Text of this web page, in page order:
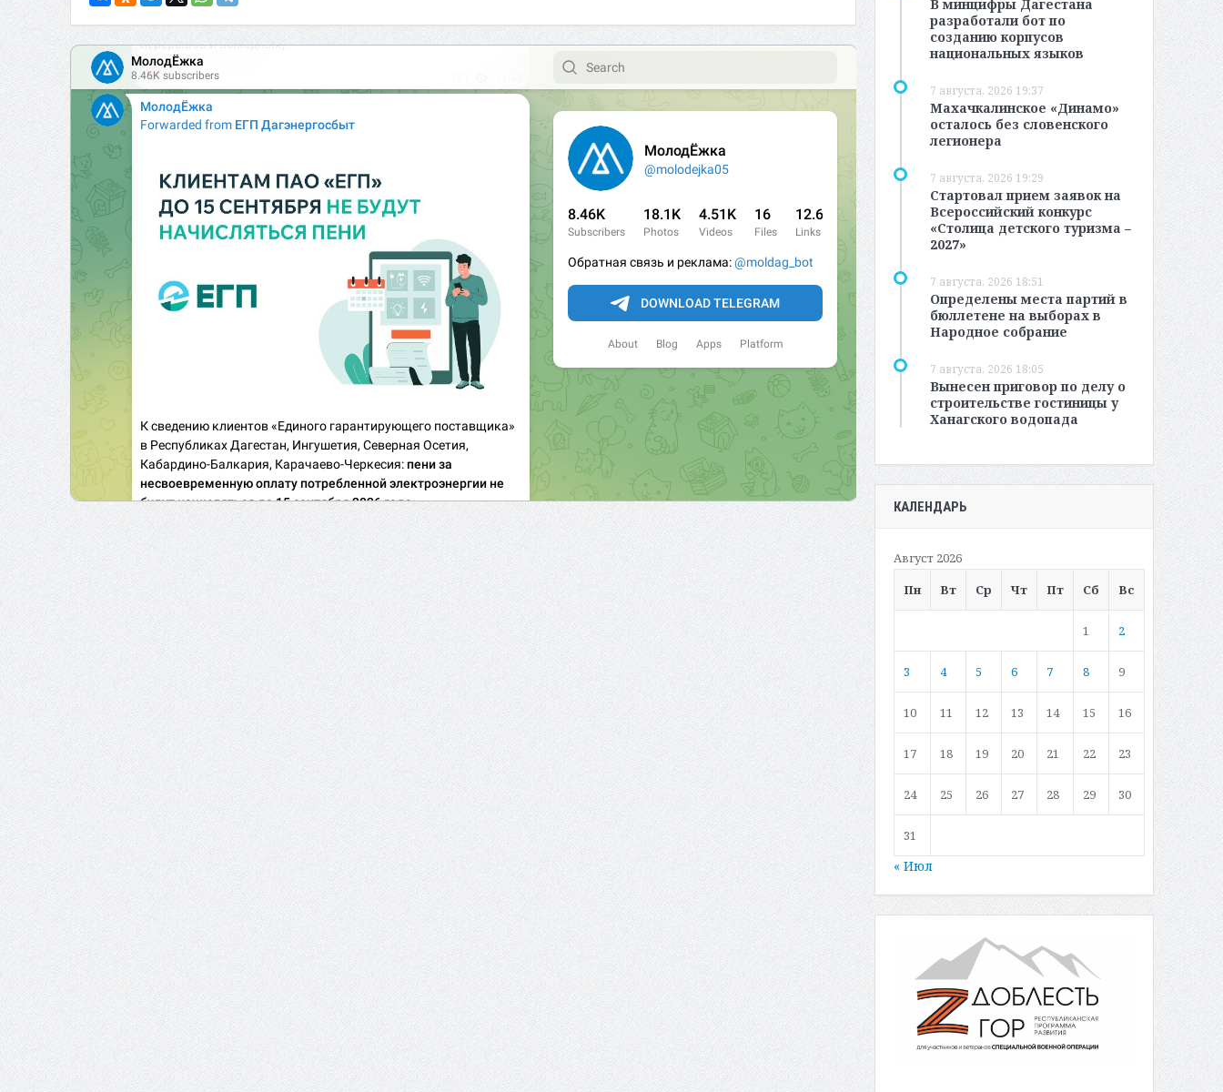
В минцифры Дагестана
разработали бот по
созданию корпусов
национальных языков
7 августа, 2026 19:37
Махачкалинское «Динамо»
осталось без словенского
легионера
7 августа, 2026 19:29
Стартовал прием заявок на
Всероссийский конкурс
«Столица детского туризма –
2027»
7 августа, 2026 18:51
Определены места партий в
бюллетене на выборах в
Народное собрание
7 августа, 2026 18:05
Вынесен приговор по делу о
строительстве гостиницы у
Ханагского водопада
КАЛЕНДАРЬ
Август 2026
Пн
Вт Ср Чт Пт Сб Вс
1 2
3 4 5 6 7 8 9
10 11 12 13 14 15 16
17 18 19 20 21 22 23
24 25 26 27 28 29 30
31
« Июл